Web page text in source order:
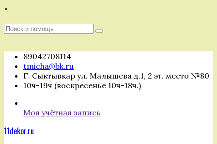
Перейти
содержимому
×
Поиск
Поиск
89042708114
tmicha@bk.ru
Г. Сыктывкар ул. Малышева д.1, 2 эт. место №80
10ч-19ч (воскресенье 10ч-18ч.)
Моя учётная запись
11dekor.ru